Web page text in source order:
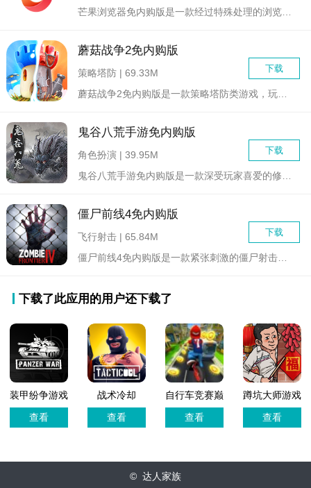
蘑菇战争2免内购版
下载
策略塔防 | 69.33M
鬼谷八荒手游免内购版
下载
角色扮演 | 39.95M
僵尸前线4免内购版
下载
飞行射击 | 65.84M
下载了此应用的用户还下载了
装甲纷争游戏
正式版
查看
战术冷却
1.41.0版本
查看
自行车竞赛巅
峰
查看
蹲坑大师游戏
查看
© 达人家族